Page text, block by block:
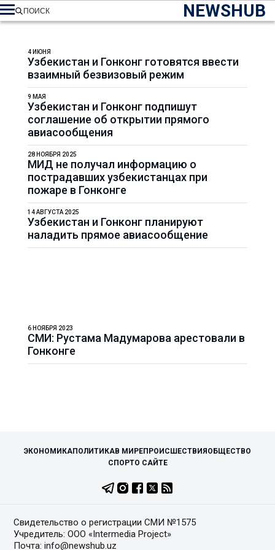
NEWSHUB
ПОИСК
Узбекистан и Гонконг готовятся ввести
взаимный безвизовый режим
4 ИЮНЯ
Узбекистан и Гонконг подпишут
соглашение об открытии прямого
авиасообщения
9 МАЯ
МИД не получал информацию о
пострадавших узбекистанцах при
пожаре в Гонконге
28 НОЯБРЯ 2025
Узбекистан и Гонконг планируют
наладить прямое авиасообщение
14 АВГУСТА 2025
СМИ: Рустама Мадумарова арестовали в
Гонконге
6 НОЯБРЯ 2023
ЭКОНОМИКАПОЛИТИКАВ МИРЕПРОИСШЕСТВИЯ ОБЩЕСТВО
СПОРТО САЙТЕ
Свидетельство о регистрации СМИ №1575
Учредитель: ООО «Intermedia Project»
Почта: info@newshub.uz